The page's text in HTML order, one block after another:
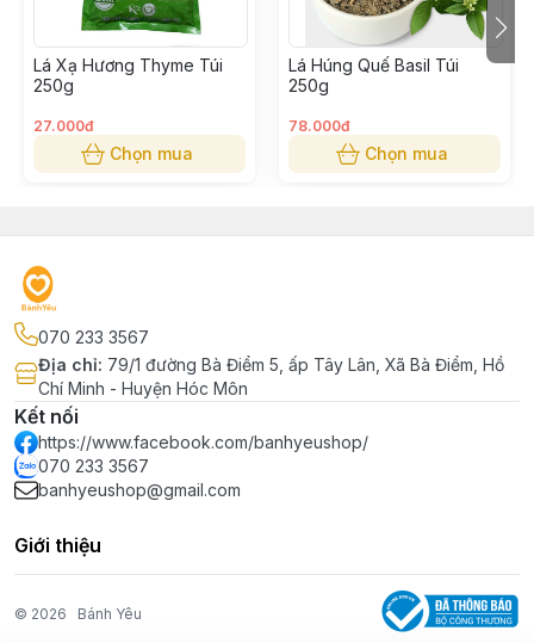
Lá Xạ Hương Thyme Túi
250g
27.000đ
Chọn mua
Lá Húng Quế Basil Túi
250g
78.000đ
Chọn mua
070 233 3567
Địa chỉ: 79/1 đường Bà Điểm 5, ấp Tây Lân, Xã Bà Điểm, Hồ
Chí Minh - Huyện Hóc Môn
Kết nối
https://www.facebook.com/banhyeushop/
070 233 3567
banhyeushop@gmail.com
Giới thiệu
© 2026 Bánh Yêu